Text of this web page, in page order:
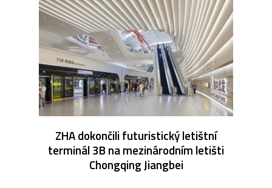
ZHA dokončili futuristický letištní
terminál 3B na mezinárodním letišti
Chongqing Jiangbei